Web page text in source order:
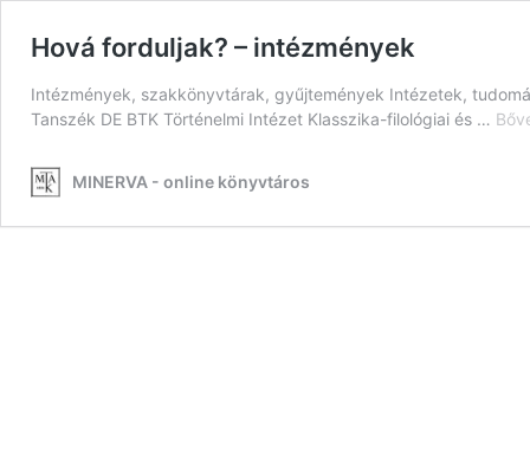
Hová forduljak? – intézmények
Intézmények, szakkönyvtárak, gyűjtemények Intézetek,
Tanszék DE BTK Történelmi Intézet Klasszika-filológiai és …
MINERVA - online könyvtáros